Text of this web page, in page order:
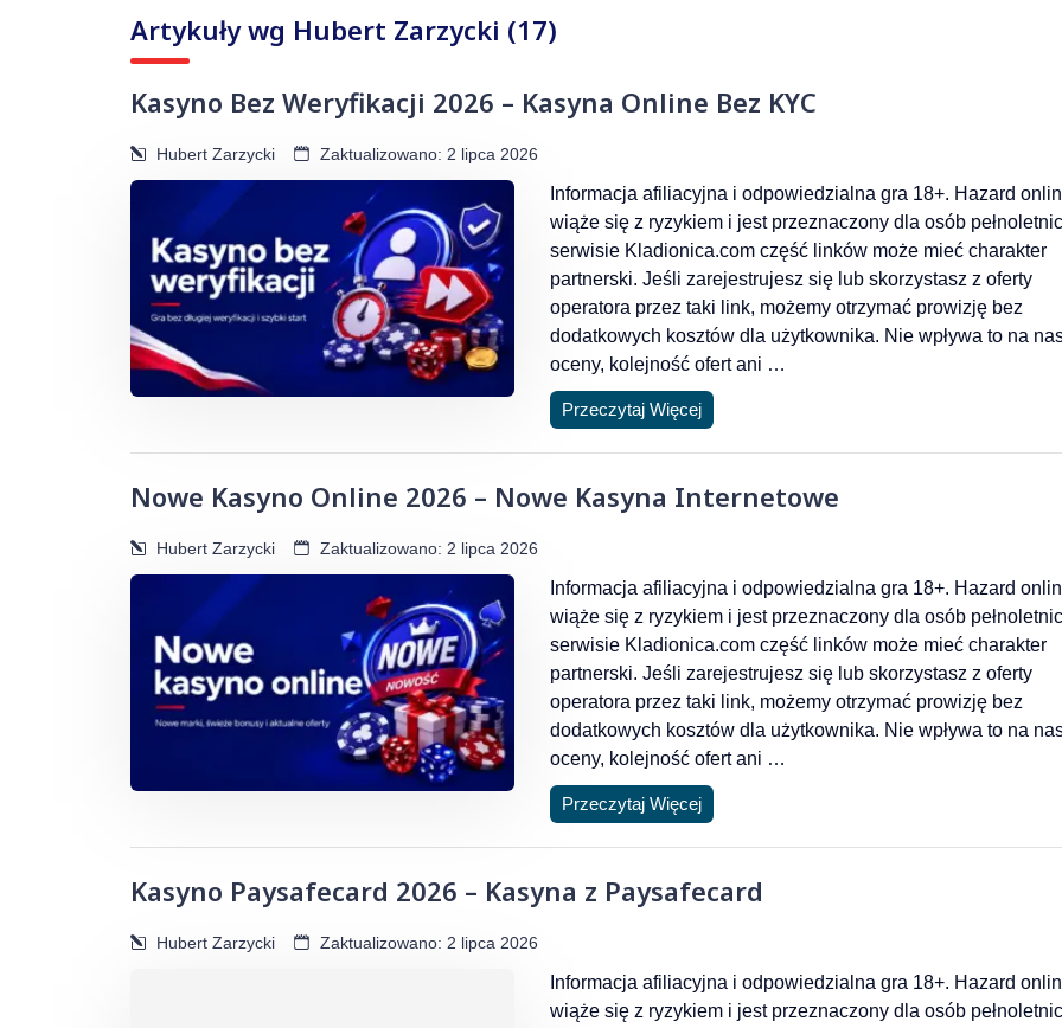
Artykuły wg Hubert Zarzycki (17)
Kasyno Bez Weryfikacji 2026 – Kasyna Online Bez KYC
Hubert Zarzycki Zaktualizowano: 2 lipca 2026
Informacja afiliacyjna i odpowiedzialna gra 18+. Hazard
wiąże się z ryzykiem i jest przeznaczony dla osób
serwisie Kladionica.com część linków może mieć charakter
partnerski. Jeśli zarejestrujesz się lub skorzystasz z oferty
operatora przez taki link, możemy otrzymać prowizję bez
dodatkowych kosztów dla użytkownika. Nie wpływa to na
oceny, kolejność ofert ani …
Przeczytaj Więcej
Nowe Kasyno Online 2026 – Nowe Kasyna Internetowe
Hubert Zarzycki Zaktualizowano: 2 lipca 2026
Informacja afiliacyjna i odpowiedzialna gra 18+. Hazard
wiąże się z ryzykiem i jest przeznaczony dla osób
serwisie Kladionica.com część linków może mieć charakter
partnerski. Jeśli zarejestrujesz się lub skorzystasz z oferty
operatora przez taki link, możemy otrzymać prowizję bez
dodatkowych kosztów dla użytkownika. Nie wpływa to na
oceny, kolejność ofert ani …
Przeczytaj Więcej
Kasyno Paysafecard 2026 – Kasyna z Paysafecard
Hubert Zarzycki Zaktualizowano: 2 lipca 2026
Informacja afiliacyjna i odpowiedzialna gra 18+. Hazard
wiąże się z ryzykiem i jest przeznaczony dla osób